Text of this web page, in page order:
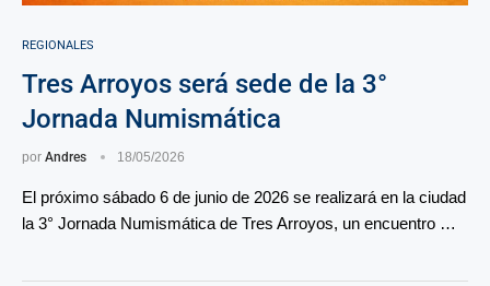
REGIONALES
Tres Arroyos será sede de la 3°
Jornada Numismática
por Andres 18/05/2026
El próximo sábado 6 de junio de 2026 se realizará en la ciudad
la 3° Jornada Numismática de Tres Arroyos, un encuentro …